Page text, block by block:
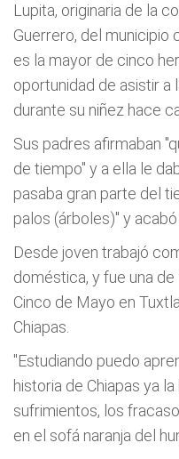
Lupita, originaria de la
Guerrero, del municipio
es la mayor de cinco
oportunidad de asistir a
durante su niñez hace
Sus padres afirmaban
de tiempo" y a ella le
pasaba gran parte del
palos (árboles)" y
Desde joven trabajó
doméstica, y fue una
Cinco de Mayo en
Chiapas.
"Estudiando puedo
historia de Chiapas ya
sufrimientos, los
en el sofá naranja del